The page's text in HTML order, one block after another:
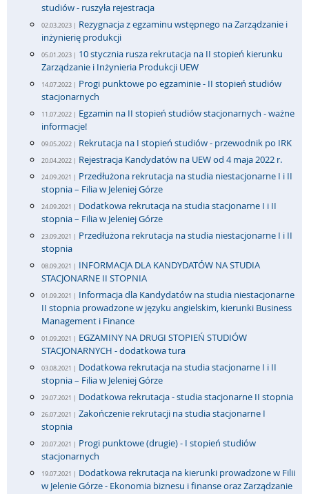
studiów - ruszyła rejestracja
02.03.2023 | Rezygnacja z egzaminu wstępnego na Zarządzanie i
inżynierię produkcji
05.01.2023 | 10 stycznia rusza rekrutacja na II stopień kierunku
Zarządzanie i Inżynieria Produkcji UEW
14.07.2022 | Progi punktowe po egzaminie - II stopień studiów
stacjonarnych
11.07.2022 | Egzamin na II stopień studiów stacjonarnych - ważne
informacje!
09.05.2022 | Rekrutacja na I stopień studiów - przewodnik po IRK
20.04.2022 | Rejestracja Kandydatów na UEW od 4 maja 2022 r.
24.09.2021 | Przedłużona rekrutacja na studia niestacjonarne I i II
stopnia – Filia w Jeleniej Górze
24.09.2021 | Dodatkowa rekrutacja na studia stacjonarne I i II
stopnia – Filia w Jeleniej Górze
23.09.2021 | Przedłużona rekrutacja na studia niestacjonarne I i II
stopnia
08.09.2021 | INFORMACJA DLA KANDYDATÓW NA STUDIA
STACJONARNE II STOPNIA
01.09.2021 | Informacja dla Kandydatów na studia niestacjonarne
II stopnia prowadzone w języku angielskim, kierunki Business
Management i Finance
01.09.2021 | EGZAMINY NA DRUGI STOPIEŃ STUDIÓW
STACJONARNYCH - dodatkowa tura
03.08.2021 | Dodatkowa rekrutacja na studia stacjonarne I i II
stopnia – Filia w Jeleniej Górze
29.07.2021 | Dodatkowa rekrutacja - studia stacjonarne II stopnia
26.07.2021 | Zakończenie rekrutacji na studia stacjonarne I
stopnia
20.07.2021 | Progi punktowe (drugie) - I stopień studiów
stacjonarnych
19.07.2021 | Dodatkowa rekrutacja na kierunki prowadzone w Filii
w Jelenie Górze - Ekonomia biznesu i finanse oraz Zarządzanie